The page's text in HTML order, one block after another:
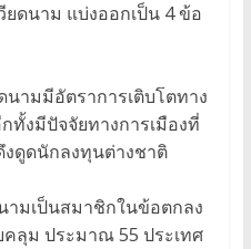
ยดนาม แบ่งออกเป็น 4 ข้อ
นามมีอัตราการเติบโตทาง
ทั้งมีปัจจัยทางการเมืองที่
ดูดนักลงทุนต่างชาติ
ามเป็นสมาชิกในข้อตกลง
คลุม ประมาณ 55 ประเทศ